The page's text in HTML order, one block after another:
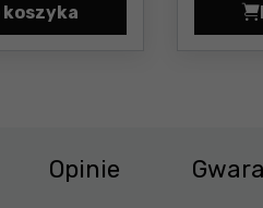
koszyka
Wiertła do betonu Graphite
Opinie